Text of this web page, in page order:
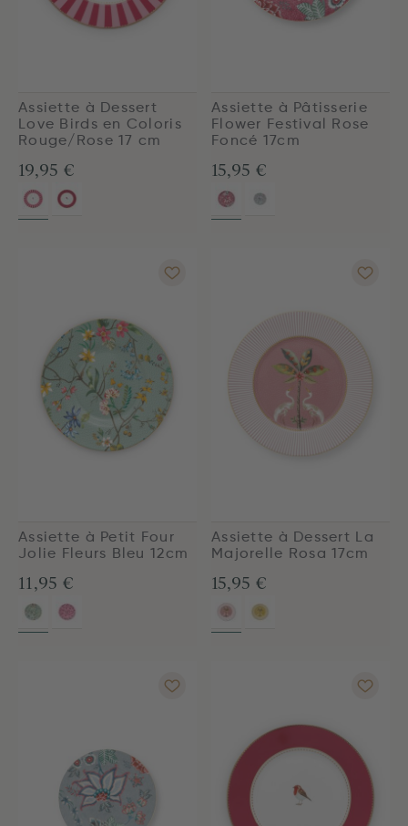
Assiette à Dessert
Love Birds en Coloris
Rouge/Rose 17 cm
19,95 €
Assiette à Pâtisserie
Flower Festival Rose
Foncé 17cm
15,95 €
Assiette à Petit Four
Jolie Fleurs Bleu 12cm
11,95 €
Assiette à Dessert La
Majorelle Rosa 17cm
15,95 €